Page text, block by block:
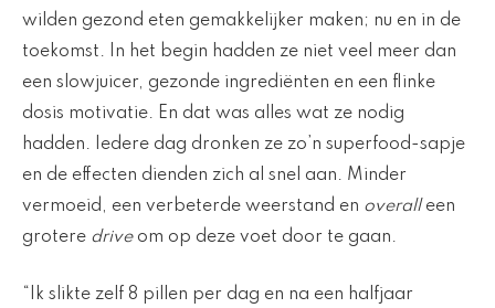
wilden gezond eten gemakkelijker maken; nu en in de
toekomst. In het begin hadden ze niet veel meer dan
een slowjuicer, gezonde ingrediënten en een flinke
dosis motivatie. En dat was alles wat ze nodig
hadden. Iedere dag dronken ze zo’n superfood-sapje
en de effecten dienden zich al snel aan. Minder
vermoeid, een verbeterde weerstand en overalleen
grotere driveom op deze voet door te gaan.
“Ik slikte zelf 8 pillen per dag en na een halfjaar